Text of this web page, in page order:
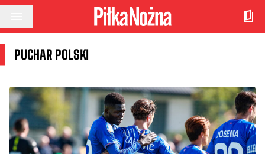
Przejdź do treści
PUCHAR POLSKI